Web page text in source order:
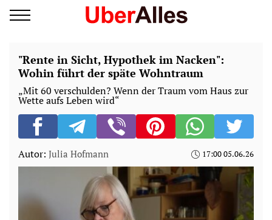
"Rente in Sicht, Hypothek im Nacken":
Wohin führt der späte Wohntraum
„Mit 60 verschulden? Wenn der Traum vom Haus zur
Wette aufs Leben wird“
Autor: Julia Hofmann 17:00 05.06.26